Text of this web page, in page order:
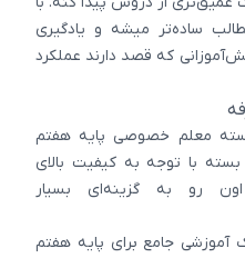
ساده‌تر میشه و یادگیری
که قصد دارند عملکرد
معلم خصوصی پایه هفتم
با توجه به کیفیت بالای
رو به گزینه‌ای بسیار
جامع برای پایه هفتم